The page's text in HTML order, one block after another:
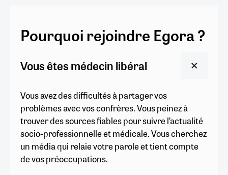
Pourquoi rejoindre Egora ?
Vous êtes médecin libéral
Vous avez des difficultés à partager vos
problèmes avec vos confrères. Vous peinez à
trouver des sources fiables pour suivre l’actualité
socio-professionnelle et médicale. Vous cherchez
un média qui relaie votre parole et tient compte
de vos préoccupations.